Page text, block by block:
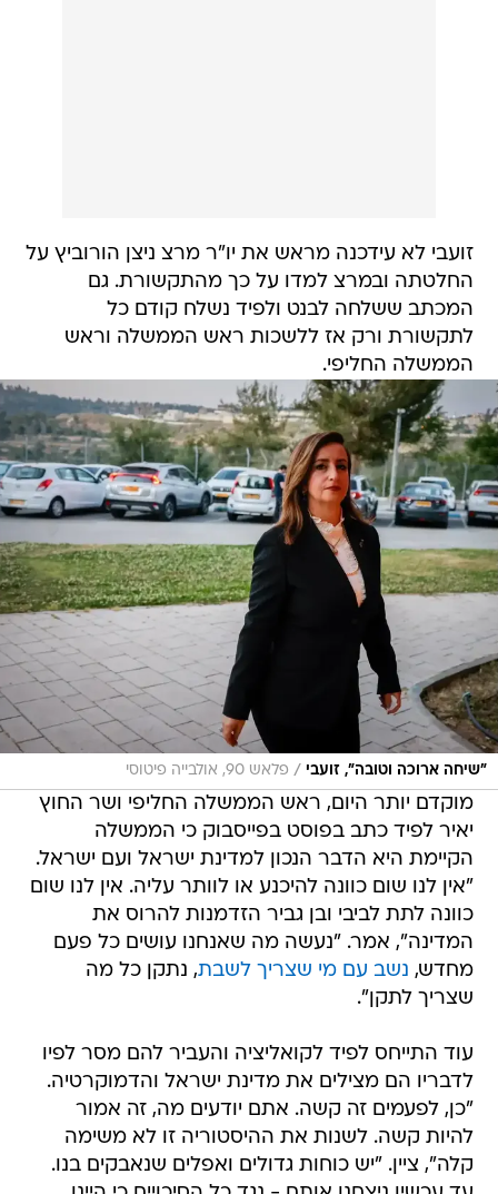
זועבי לא עידכנה מראש את יו"ר מרצ ניצן הורוביץ על
החלטתה ובמרצ למדו על כך מהתקשורת. גם
המכתב ששלחה לבנט ולפיד נשלח קודם כל
לתקשורת ורק אז ללשכות ראש הממשלה וראש
הממשלה החליפי.
"שיחה ארוכה וטובה", זועבי / פלאש 90, אולבייה פיטוסי
מוקדם יותר היום, ראש הממשלה החליפי ושר החוץ
יאיר לפיד כתב בפוסט בפייסבוק כי הממשלה
הקיימת היא הדבר הנכון למדינת ישראל ועם ישראל.
"אין לנו שום כוונה להיכנע או לוותר עליה. אין לנו שום
כוונה לתת לביבי ובן גביר הזדמנות להרוס את
המדינה", אמר. "נעשה מה שאנחנו עושים כל פעם
מחדש, נשב עם מי שצריך לשבת, נתקן כל מה
שצריך לתקן".
עוד התייחס לפיד לקואליציה והעביר להם מסר לפיו
לדבריו הם מצילים את מדינת ישראל והדמוקרטיה.
"כן, לפעמים זה קשה. אתם יודעים מה, זה אמור
להיות קשה. לשנות את ההיסטוריה זו לא משימה
קלה", ציין. "יש כוחות גדולים ואפלים שנאבקים בנו.